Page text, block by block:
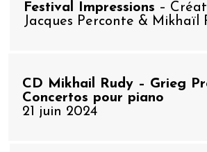
Festival Impressions –
Jacques Perconte & Mikhaïl
CD Mikhail Rudy – Grieg
Concertos pour piano
21 juin 2024